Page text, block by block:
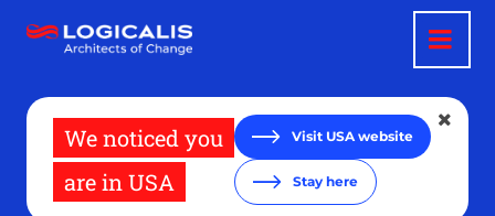
para
We noticed you
are in USA
Visit USA website
Stay here